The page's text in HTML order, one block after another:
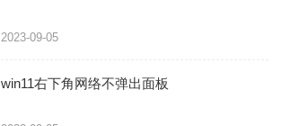
2023-09-05
win11右下角网络不弹出面板